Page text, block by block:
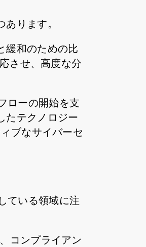
ります。
緩和のための比
させ、高度な分
ローの開始を支
たテクノロジー
ブなサイバーセ
ている領域に注
コンプライアン